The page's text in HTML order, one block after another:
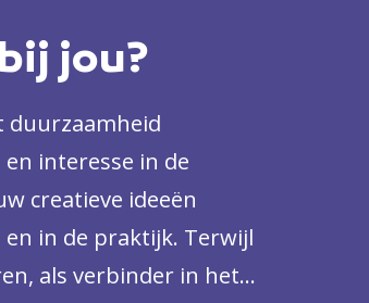
jou?
duurzaamheid
interesse in de
creatieve ideeën
in de praktijk. Terwijl
als verbinder in het